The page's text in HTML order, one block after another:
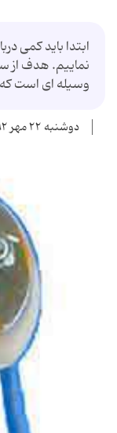
ابتدا باید كمی
نماییم. هدف از
وسیله ای است
دوشنبه ۲۲ مهر ۱۳۹۲ - ۰۰:۰۰